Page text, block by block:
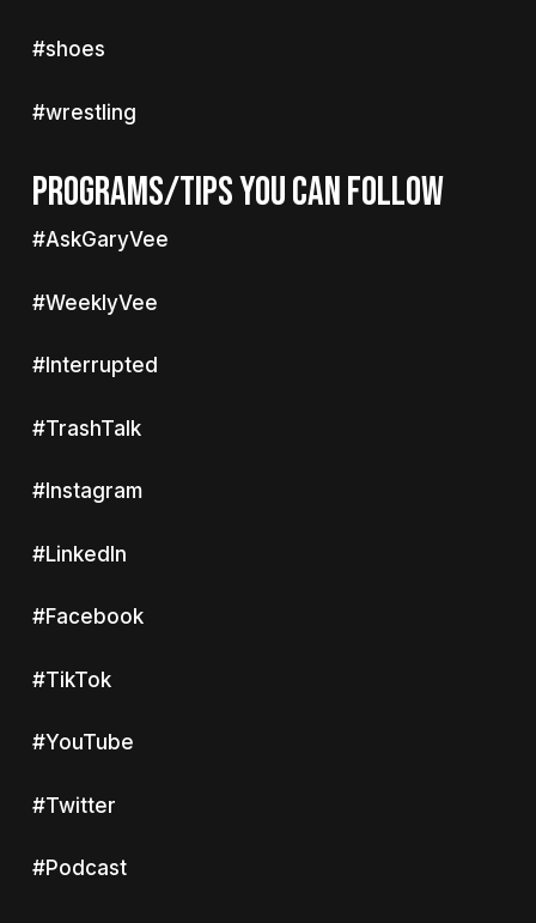
#shoes
#wrestling
PROGRAMS/TIPS YOU CAN FOLLOW
#AskGaryVee
#WeeklyVee
#Interrupted
#TrashTalk
#Instagram
#LinkedIn
#Facebook
#TikTok
#YouTube
#Twitter
#Podcast